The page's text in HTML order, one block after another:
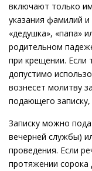
включают только
указания фамилий и
«дедушка», «папа»
родительном
при крещении. Если
допустимо
вознесет молитву
подающего
Записку можно
вечерней службы)
проведения. Если
протяжении сорока